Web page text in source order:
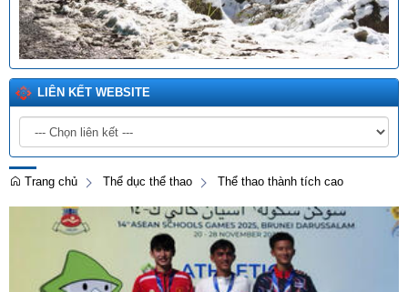
LIÊN KẾT WEBSITE
Trang chủ Thể dục thể thao Thể thao thành tích cao